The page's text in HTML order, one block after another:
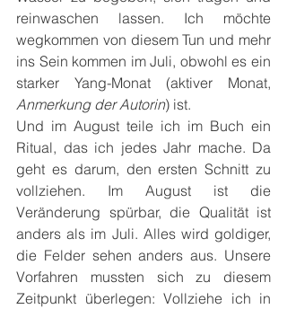
reinwaschen lassen. Ich möchte
wegkommen von diesem Tun und mehr
ins Sein kommen im Juli, obwohl es ein
Anmerkung der Autorin) ist.
Und im August teile ich im Buch ein
Ritual, das ich jedes Jahr mache. Da
geht es darum, den ersten Schnitt zu
vollziehen. Im August ist die
Veränderung spürbar, die Qualität ist
anders als im Juli. Alles wird goldiger,
die Felder sehen anders aus. Unsere
Vorfahren mussten sich zu diesem
Zeitpunkt überlegen: Vollziehe ich in